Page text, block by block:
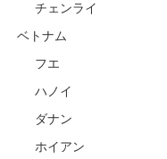
チェンライ
ベトナム
フエ
ハノイ
ダナン
ホイアン